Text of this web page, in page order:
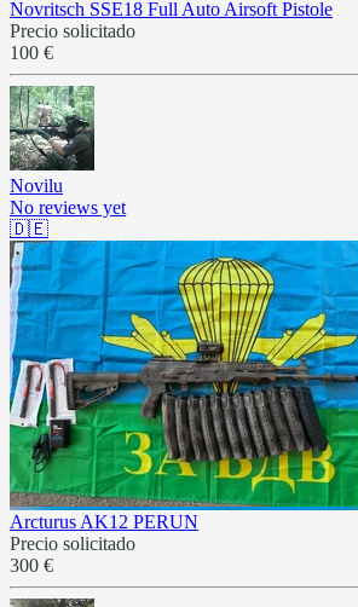
Novritsch SSE18 Full Auto Airsoft Pistole
Precio solicitado
100 €
Novilu
No reviews yet
🇩🇪
Arcturus AK12 PERUN
Precio solicitado
300 €